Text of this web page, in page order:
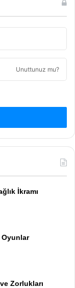
Unuttunuz mu?
İkramı
Zorlukları